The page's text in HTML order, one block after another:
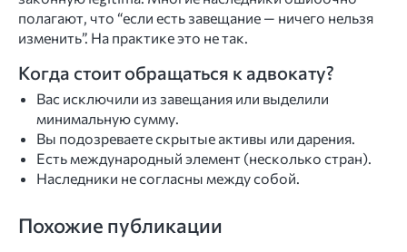
полагают, что “если есть завещание — ничего нельзя
изменить”. На практике это не так.
Когда стоит обращаться к адвокату?
Вас исключили из завещания или выделили
минимальную сумму.
Вы подозреваете скрытые активы или дарения.
Есть международный элемент (несколько стран).
Наследники не согласны между собой.
Похожие публикации